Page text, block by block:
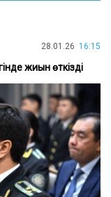
28.01.26 16:15
жиын өткізді